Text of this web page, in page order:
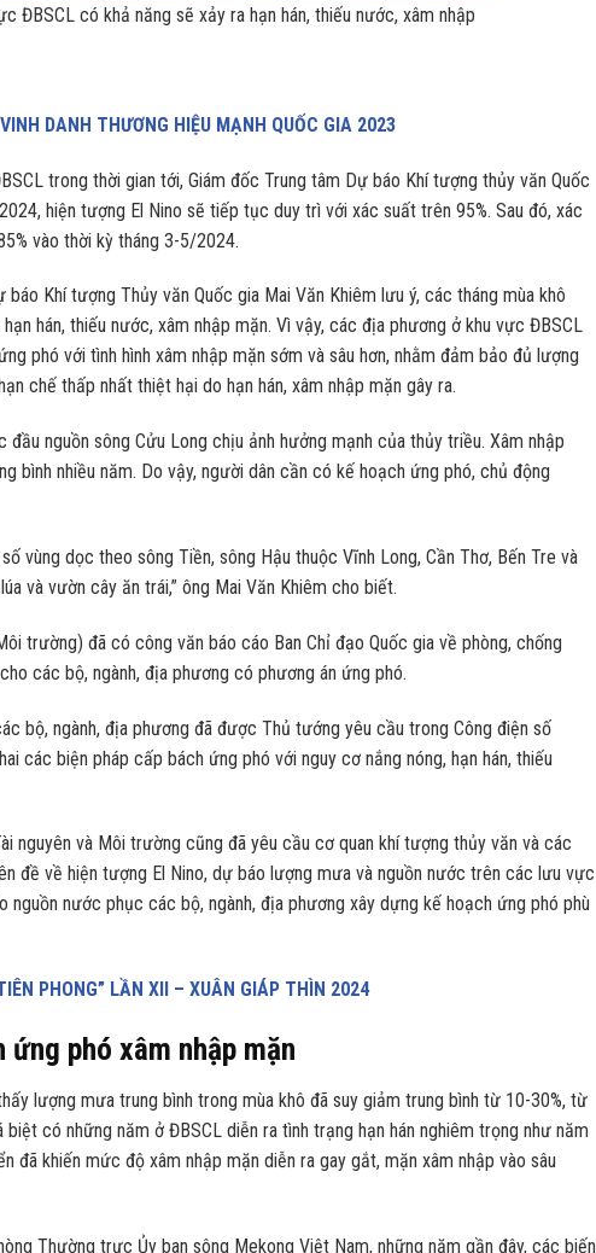
ĐBSCL có khả năng sẽ xảy ra hạn hán, thiếu nước, xâm nhập
DANH THƯƠNG HIỆU MẠNH QUỐC GIA 2023
trong thời gian tới, Giám đốc Trung tâm Dự báo Khí tượng thủy văn Quốc
hiện tượng El Nino sẽ tiếp tục duy trì với xác suất trên 95%. Sau đó, xác
vào thời kỳ tháng 3-5/2024.
Khí tượng Thủy văn Quốc gia Mai Văn Khiêm lưu ý, các tháng mùa khô
hán, thiếu nước, xâm nhập mặn. Vì vậy, các địa phương ở khu vực ĐBSCL
phó với tình hình xâm nhập mặn sớm và sâu hơn, nhằm đảm bảo đủ lượng
chế thấp nhất thiệt hại do hạn hán, xâm nhập mặn gây ra.
nguồn sông Cửu Long chịu ảnh hưởng mạnh của thủy triều. Xâm nhập
bình nhiều năm. Do vậy, người dân cần có kế hoạch ứng phó, chủ động
vùng dọc theo sông Tiền, sông Hậu thuộc Vĩnh Long, Cần Thơ, Bến Tre và
và vườn cây ăn trái,” ông Mai Văn Khiêm cho biết.
trường) đã có công văn báo cáo Ban Chỉ đạo Quốc gia về phòng, chống
các bộ, ngành, địa phương có phương án ứng phó.
bộ, ngành, địa phương đã được Thủ tướng yêu cầu trong Công điện số
các biện pháp cấp bách ứng phó với nguy cơ nắng nóng, hạn hán, thiếu
nguyên và Môi trường cũng đã yêu cầu cơ quan khí tượng thủy văn và các
đề về hiện tượng El Nino, dự báo lượng mưa và nguồn nước trên các lưu vực
nước phục các bộ, ngành, địa phương xây dựng kế hoạch ứng phó phù
PHONG” LẦN XII – XUÂN GIÁP THÌN 2024
phó xâm nhập mặn
lượng mưa trung bình trong mùa khô đã suy giảm trung bình từ 10-30%, từ
có những năm ở ĐBSCL diễn ra tình trạng hạn hán nghiêm trọng như năm
khiến mức độ xâm nhập mặn diễn ra gay gắt, mặn xâm nhập vào sâu
Thường trực Ủy ban sông Mekong Việt Nam, những năm gần đây, các biến